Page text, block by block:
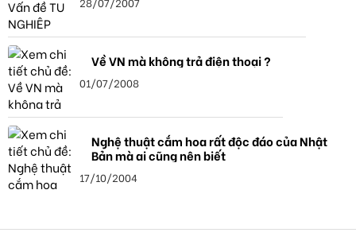
Về VN mà không trả điện thoại ?
01/07/2008
Nghệ thuật cắm hoa rất độc đáo của Nhật
Bản mà ai cũng nên biết
17/10/2004